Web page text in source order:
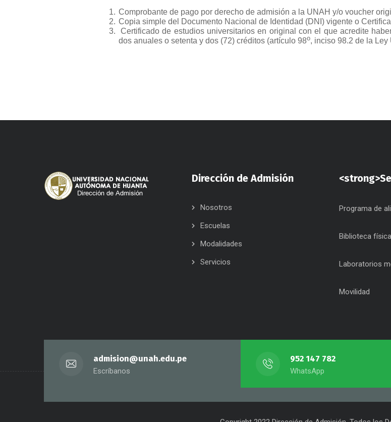
1. Comprobante de pago por derecho de admisión a la UNAH y/o voucher
2. Copia simple del Documento Nacional de Identidad (DNI) vigente o
3.
Certificado de estudios universitarios en original con el que acredite
dos anuales o setenta y dos (72) créditos (artículo 98o, inciso 98.2 de la Ley
Dirección de Admisión
Nosotros
Escuelas
Modalidades
Servicios
Programa de
Biblioteca
Laboratorios
Movilidad
admision@unah.edu.pe
Escríbanos
952 147 782
WhatsApp